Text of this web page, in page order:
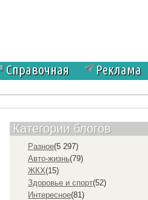
Справочная
Реклама
Категории блогов
Разное(5 297)
Авто-жизнь(79)
ЖКХ(15)
Здоровье и спорт(52)
Интересное(81)